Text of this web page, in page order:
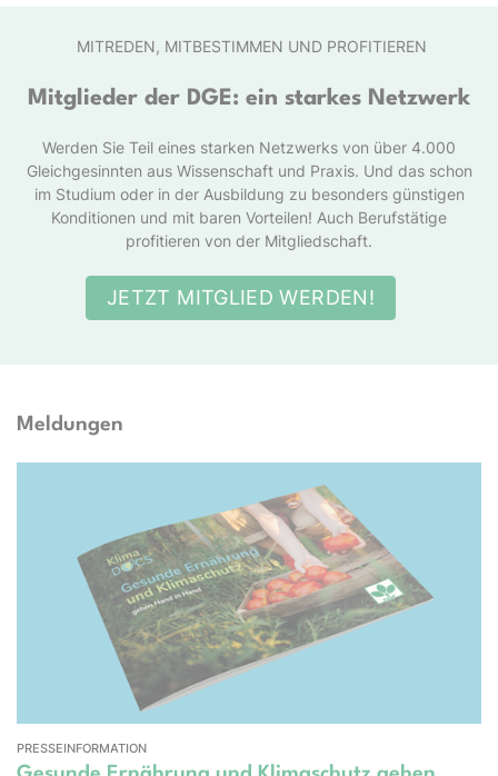
MITREDEN, MITBESTIMMEN UND PROFITIEREN
Mitglieder der DGE: ein starkes Netzwerk
Werden Sie Teil eines starken Netzwerks von über 4.000
Gleichgesinnten aus Wissenschaft und Praxis. Und das schon
im Studium oder in der Ausbildung zu besonders günstigen
Konditionen und mit baren Vorteilen! Auch Berufstätige
profitieren von der Mitgliedschaft.
JETZT MITGLIED WERDEN!
Meldungen
PRESSEINFORMATION